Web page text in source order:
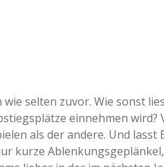
selten zuvor. Wie sonst
einnehmen wird?
als der andere. Und lasst
kurze